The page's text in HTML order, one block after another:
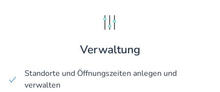
Verwaltung
Standorte und Öffnungszeiten anlegen und
verwalten